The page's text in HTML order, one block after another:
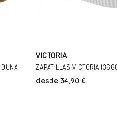
VICTORIA
ZAPATILLAS VICTORIA
desde 35,90 €